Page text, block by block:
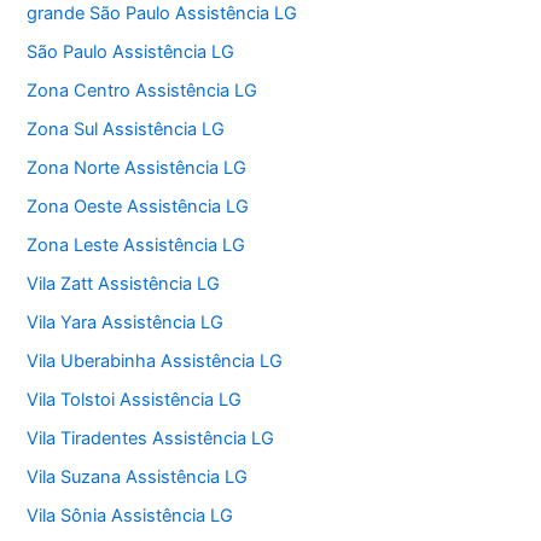
grande São Paulo Assistência LG
São Paulo Assistência LG
Zona Centro Assistência LG
Zona Sul Assistência LG
Zona Norte Assistência LG
Zona Oeste Assistência LG
Zona Leste Assistência LG
Vila Zatt Assistência LG
Vila Yara Assistência LG
Vila Uberabinha Assistência LG
Vila Tolstoi Assistência LG
Vila Tiradentes Assistência LG
Vila Suzana Assistência LG
Vila Sônia Assistência LG